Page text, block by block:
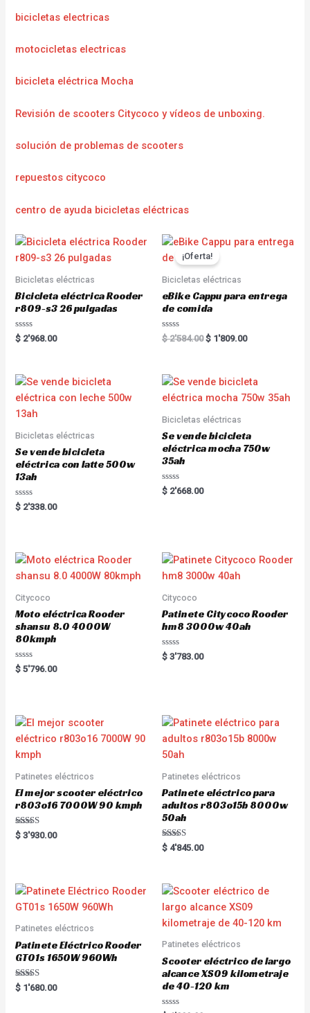
bicicletas electricas
motocicletas electricas
bicicleta eléctrica Mocha
Revisión de scooters Citycoco y vídeos de unboxing.
solución de problemas de scooters
repuestos citycoco
centro de ayuda bicicletas eléctricas
Bicicletas eléctricas
Bicicleta eléctrica Rooder
r809-s3 26 pulgadas
R
a
0
o
u
t
o
f
$ 2'968.00
¡Oferta!
Bicicletas eléctricas
eBike Cappu para entrega
de comida
R
a
0
o
u
t
f
$2'584.00 $ 1'809.00
Bicicletas eléctricas
Se vende bicicleta
eléctrica con latte 500w
13ah
R
a
o
u
o
5
$ 2'338.00
Bicicletas eléctricas
Se vende bicicleta
eléctrica mocha 750w
35ah
R
a
t
o
f
5
$ 2'668.00
Citycoco
Moto eléctrica Rooder
shansu 8.0 4000W
80kmph
R
a
o
u
o
f
5
$ 5'796.00
Citycoco
Patinete Citycoco Rooder
hm8 3000w 40ah
R
a
u
t
f
$ 3'783.00
Patinetes eléctricos
El mejor scooter eléctrico
r803o16 7000W 90 kmph
Rated
5.00
$ 3'930.00
Patinetes eléctricos
Patinete eléctrico para
adultos r803o15b 8000w
50ah
Rated
5.00
$ 4'845.00
Patinetes eléctricos
Patinete Eléctrico Rooder
GT01s 1650W 960Wh
Rated
5.00
$ 1'680.00
Patinetes eléctricos
Scooter eléctrico de largo
alcance XS09 kilometraje
de 40-120 km